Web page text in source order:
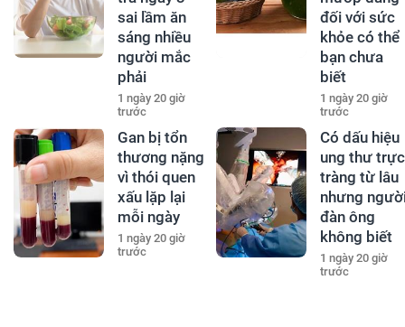
sai lầm ăn
sáng nhiều
người mắc
phải
1 ngày 20 giờ
trước
đối với sức
khỏe có thể
bạn chưa
biết
1 ngày 20 giờ
trước
Gan bị tổn
thương nặng
vì thói quen
xấu lặp lại
mỗi ngày
1 ngày 20 giờ
trước
Có dấu hiệu
ung thư trực
tràng từ lâu
nhưng
đàn ông
không biết
1 ngày 20 giờ
trước